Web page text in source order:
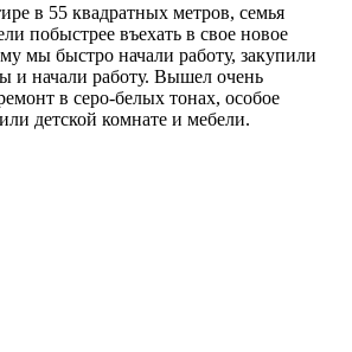
в 55 квадратных метров, семья
побыстрее въехать в свое новое
мы быстро начали работу, закупили
и начали работу. Вышел очень
в серо-белых тонах, особое
детской комнате и мебели.